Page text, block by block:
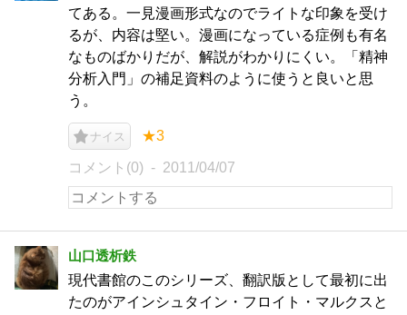
てある。一見漫画形式なのでライトな印象を受け
るが、内容は堅い。漫画になっている症例も有名
なものばかりだが、解説がわかりにくい。「精神
分析入門」の補足資料のように使うと良いと思
う。
ナイス ★3
コメント(0) 2011/04/07
山口透析鉄
現代書館のこのシリーズ、翻訳版として最初に出
たのがアインシュタイン・フロイト・マルクスと